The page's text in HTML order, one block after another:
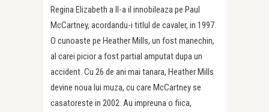
Regina Elizabeth a II-a il innobileaza pe Paul
McCartney, acordandu-i titlul de cavaler, in 1997.
O cunoaste pe Heather Mills, un fost manechin,
al carei picior a fost partial amputat dupa un
accident. Cu 26 de ani mai tanara, Heather Mills
devine noua lui muza, cu care McCartney se
casatoreste in 2002. Au impreuna o fiica,